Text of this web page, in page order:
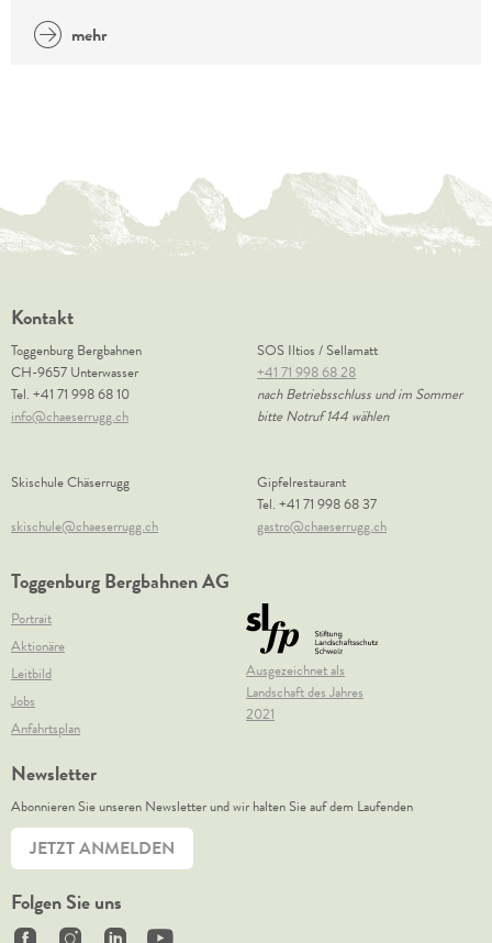
mehr
Kontakt
Toggenburg Bergbahnen
CH-9657 Unterwasser
Tel. +41 71 998 68 10
info@chaeserrugg.ch
Skischule Chäserrugg
skischule@chaeserrugg.ch
SOS Iltios / Sellamatt
+41 71 998 68 28
nach Betriebsschluss und im Sommer
bitte Notruf 144 wählen
Gipfelrestaurant
Tel. +41 71 998 68 37
gastro@chaeserrugg.ch
Toggenburg Bergbahnen AG
Portrait
Aktionäre
Leitbild
Jobs
Anfahrtsplan
Ausgezeichnet als
Landschaft des Jahres
2021
Newsletter
Abonnieren Sie unseren Newsletter und wir halten Sie auf dem Laufenden
JETZT ANMELDEN
Folgen Sie uns